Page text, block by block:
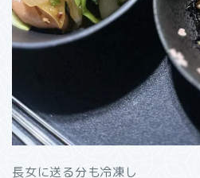
長女に送る分も冷凍し